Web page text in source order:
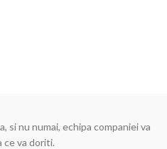
si nu numai, echipa companiei va
ce va doriti.